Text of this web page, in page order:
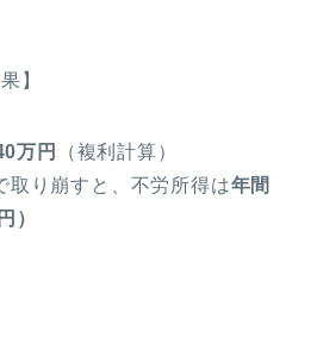
】
万円
（複利計算）
取り崩すと、不労所得は年間
）